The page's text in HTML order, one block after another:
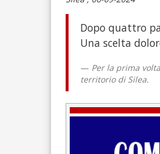
Dopo quattro
Una scelta
Per la prima
territorio di Silea.